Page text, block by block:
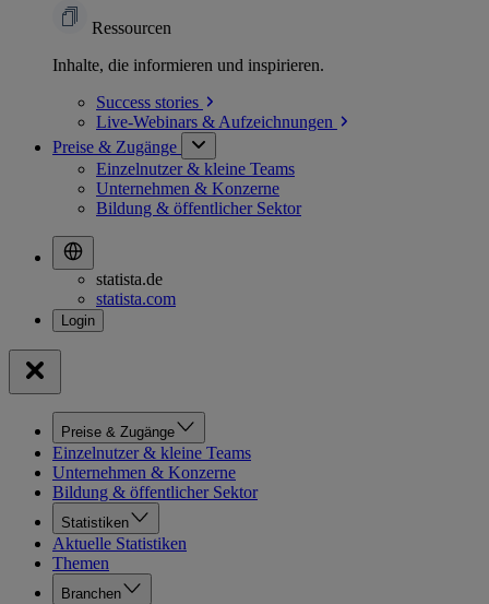
Ressourcen
Inhalte, die informieren und inspirieren.
Success stories
Live-Webinars & Aufzeichnungen
Preise & Zugänge
Einzelnutzer & kleine Teams
Unternehmen & Konzerne
Bildung & öffentlicher Sektor
statista.de
statista.com
Preise & Zugänge
Einzelnutzer & kleine Teams
Unternehmen & Konzerne
Bildung & öffentlicher Sektor
Statistiken
Aktuelle Statistiken
Themen
Branchen